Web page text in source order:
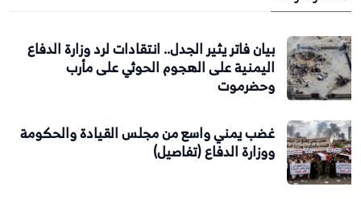
بيان فاتر يثير الجدل.. انتقادات لرد وزارة الدفاع
اليمنية على الهجوم الحوثي على مأرب
وحضرموت
غضب يمني واسع من مجلس القيادة والحكومة
ووزارة الدفاع (تفاصيل)